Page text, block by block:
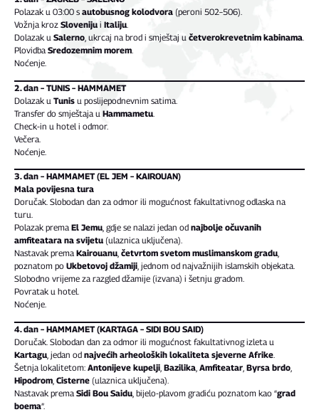
Polazak u 03:00 s autobusnog kolodvora (peroni 502–506).
Vožnja kroz Sloveniju i Italiju.
Dolazak u Salerno, ukrcaj na brod i smještaj u četverokrevetnim kabinama.
Plovidba Sredozemnim morem.
Noćenje.
2. dan – TUNIS – HAMMAMET
Dolazak u Tunis u poslijepodnevnim satima.
Transfer do smještaja u Hammametu
Check-in u hotel i odmor.
Večera.
Noćenje.
3. dan – HAMMAMET (EL JEM – KAIROUAN)
Mala povijesna tura
Doručak. Slobodan dan za odmor ili mogućnost fakultativnog odlaska na
turu.
Polazak prema El Jemu, gdje se nalazi jedan od najbolje očuvanih
amfiteatara na svijetu (ulaznica uključena).
Nastavak prema Kairouanu, četvrtom svetom muslimanskom gradu,
poznatom po Ukbetovoj džamiji, jednom od najvažnijih islamskih objekata.
Slobodno vrijeme za razgled džamije (izvana) i šetnju gradom.
Povratak u hotel.
Noćenje.
4. dan – HAMMAMET (KARTAGA – SIDI BOU SAID)
Doručak. Slobodan dan za odmor ili mogućnost fakultativnog izleta u
Kartagu , jedan od najvećih arheoloških lokaliteta sjeverne Afrike
Šetnja lokalitetom: Antonijeve kupelji Bazilika Amfiteatar Byrsa brdo
Hipodrom Cisterne (ulaznica uključena).
Nastavak prema Sidi Bou Saidu , bijelo-plavom gradiću poznatom kao “grad
boema”.